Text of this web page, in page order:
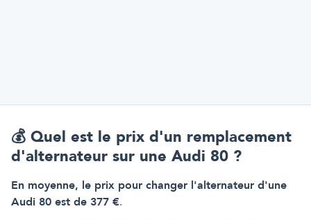
💰 Quel est le prix d'un remplacement
d'alternateur sur une Audi 80 ?
En moyenne, le prix pour changer l'alternateur d'une
Audi 80 est de 377 €.